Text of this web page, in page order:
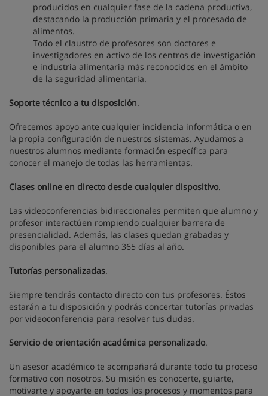
producidos en cualquier fase de la cadena productiva,
destacando la producción primaria y el procesado de
alimentos.
Todo el claustro de profesores son doctores e
investigadores en activo de los centros de investigación
e industria alimentaria más reconocidos en el ámbito
de la seguridad alimentaria.
Soporte técnico a tu disposición.
Ofrecemos apoyo ante cualquier incidencia informática o en
la propia configuración de nuestros sistemas. Ayudamos a
nuestros alumnos mediante formación específica para
conocer el manejo de todas las herramientas.
Clases online en directo desde cualquier dispositivo.
Las videoconferencias bidireccionales permiten que alumno y
profesor interactúen rompiendo cualquier barrera de
presencialidad. Además, las clases quedan grabadas y
disponibles para el alumno 365 días al año.
Tutorías personalizadas.
Siempre tendrás contacto directo con tus profesores. Éstos
estarán a tu disposición y podrás concertar tutorías privadas
por videoconferencia para resolver tus dudas.
Servicio de orientación académica personalizado.
Un asesor académico te acompañará durante todo tu proceso
formativo con nosotros. Su misión es conocerte, guiarte,
motivarte y apoyarte en todos los procesos y momentos para